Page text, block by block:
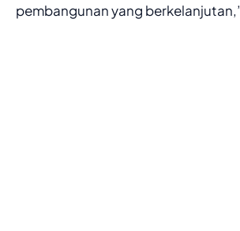
pembangunan yang